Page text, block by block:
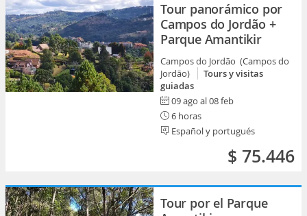
Tour panorámico por
Campos do Jordão +
Parque Amantikir
Campos do Jordão (Campos do
Jordão)
Tours y visitas
guiadas
09 ago al 08 feb
6 horas
Español y portugués
$ 75.446
Tour por el Parque